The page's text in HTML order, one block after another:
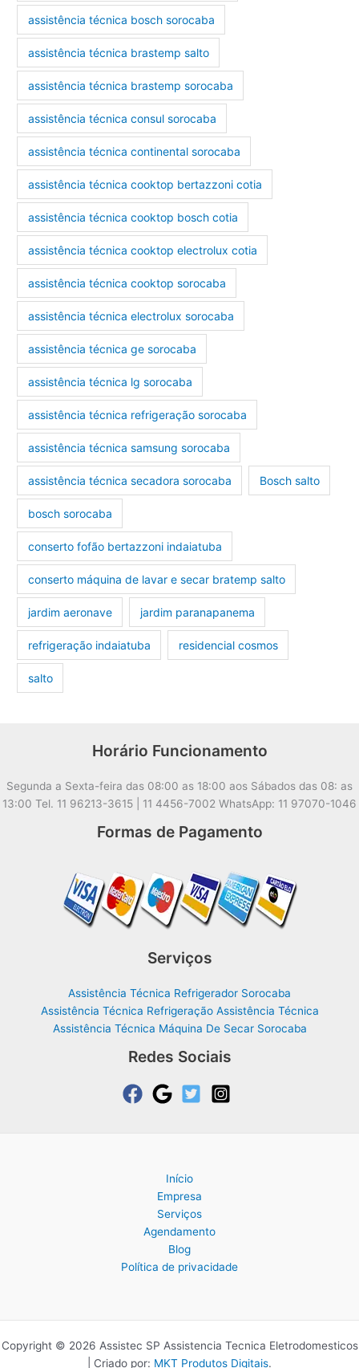
assistência técnica bosch sorocaba
assistência técnica brastemp salto
assistência técnica brastemp sorocaba
assistência técnica consul sorocaba
assistência técnica continental sorocaba
assistência técnica cooktop bertazzoni cotia
assistência técnica cooktop bosch cotia
assistência técnica cooktop electrolux cotia
assistência técnica cooktop sorocaba
assistência técnica electrolux sorocaba
assistência técnica ge sorocaba
assistência técnica lg sorocaba
assistência técnica refrigeração sorocaba
assistência técnica samsung sorocaba
assistência técnica secadora sorocaba Bosch salto
bosch sorocaba
conserto fofão bertazzoni indaiatuba
conserto máquina de lavar e secar bratemp salto
jardim aeronave jardim paranapanema
refrigeração indaiatuba residencial cosmos
salto
Horário Funcionamento
Segunda a Sexta-feira das 08:00 as 18:00 aos Sábados das 08: as
13:00 Tel. 11 96213-3615 | 11 4456-7002 WhatsApp: 11 97070-1046
Formas de Pagamento
Serviços
Assistência Técnica Refrigerador Sorocaba
Assistência Técnica Refrigeração Assistência Técnica
Assistência Técnica Máquina De Secar Sorocaba
Redes Sociais
Início
Empresa
Serviços
Agendamento
Blog
Política de privacidade
Copyright © 2026 Assistec SP Assistencia Tecnica Eletrodomesticos
| Criado por: MKT Produtos Digitais.